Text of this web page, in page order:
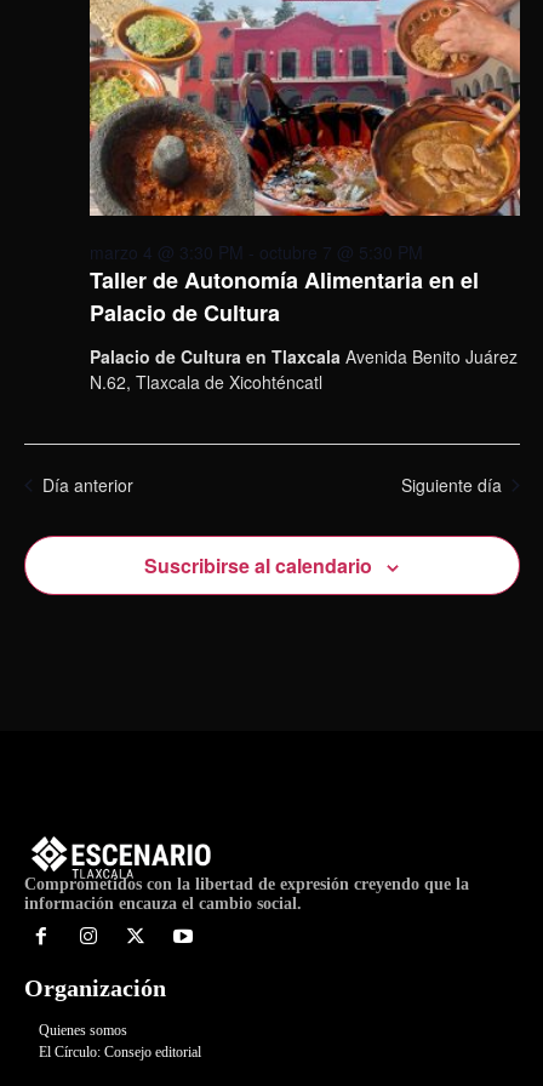
Taller de Autonomía Alimentaria en el
Palacio de Cultura
marzo 4 @ 3:30 PM - octubre 7 @ 5:30 PM
Palacio de Cultura en Tlaxcala Avenida Benito Juárez
N.62, Tlaxcala de Xicohténcatl
Día anterior Siguiente día
Suscribirse al calendario
Comprometidos con la libertad de expresión creyendo que la
información encauza el cambio social.
Organización
Quienes somos
El Círculo: Consejo editorial